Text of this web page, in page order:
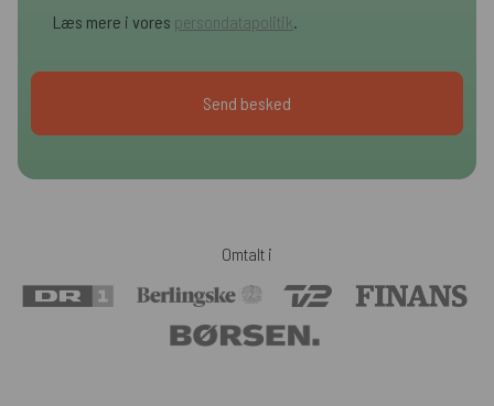
Læs mere i vores persondatapolitik.
Omtalt i